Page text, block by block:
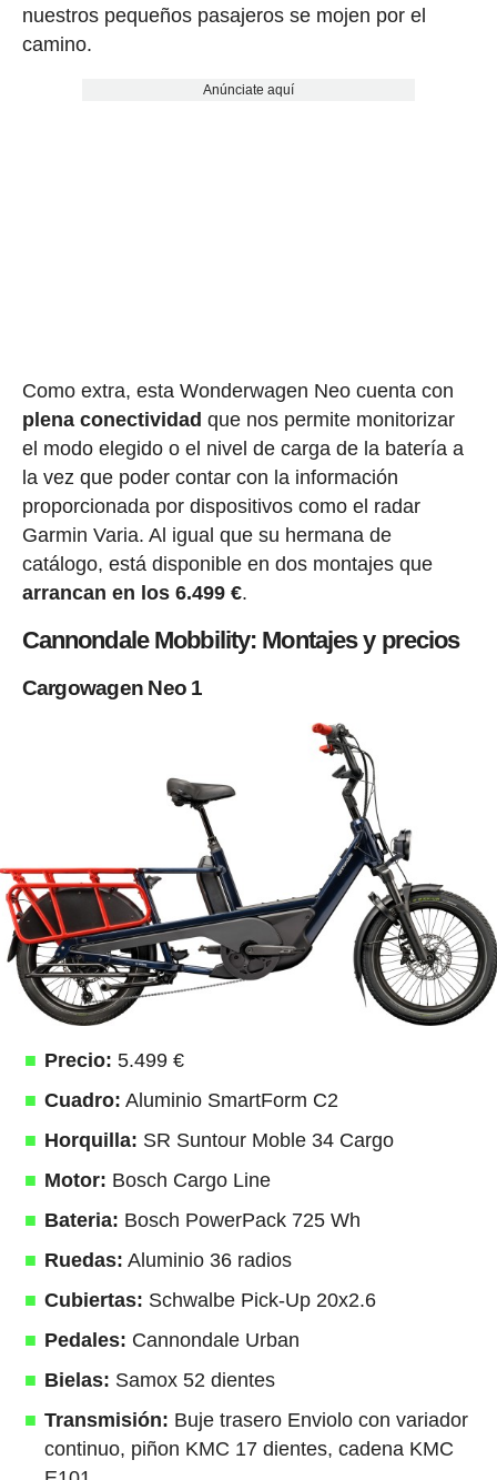
nuestros pequeños pasajeros se mojen por el
camino.
Anúnciate aquí
Como extra, esta Wonderwagen Neo cuenta con
plena conectividad que nos permite monitorizar
el modo elegido o el nivel de carga de la batería a
la vez que poder contar con la información
proporcionada por dispositivos como el radar
Garmin Varia. Al igual que su hermana de
catálogo, está disponible en dos montajes que
arrancan en los 6.499 €.
Cannondale Mobbility: Montajes y precios
Cargowagen Neo 1
Precio: 5.499 €
Cuadro: Aluminio SmartForm C2
Horquilla: SR Suntour Moble 34 Cargo
Motor: Bosch Cargo Line
Bateria: Bosch PowerPack 725 Wh
Ruedas: Aluminio 36 radios
Cubiertas: Schwalbe Pick-Up 20x2.6
Pedales: Cannondale Urban
Bielas: Samox 52 dientes
Transmisión: Buje trasero Enviolo con variador
continuo, piñon KMC 17 dientes, cadena KMC